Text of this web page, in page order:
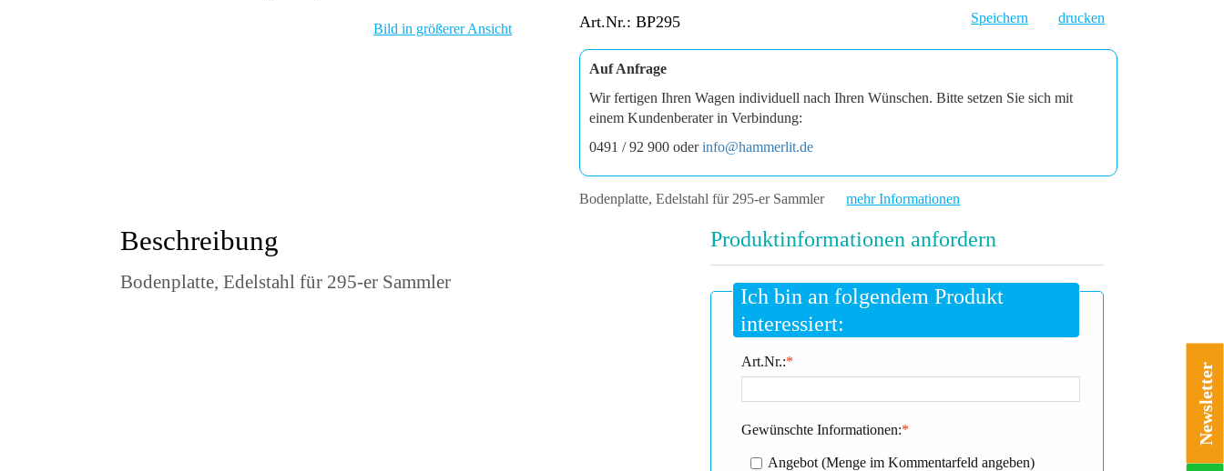
Art.Nr.: BP295 Speichern drucken
Auf Anfrage
Wir fertigen Ihren Wagen individuell nach Ihren Wünschen. Bitte setzen Sie sich mit
einem Kundenberater in Verbindung:
0491 / 92 900 oderinfo@hammerlit.de
Bodenplatte, Edelstahl für 295-er Sammler mehr Informationen
Bild in größerer Ansicht
Beschreibung
Bodenplatte, Edelstahl für 295-er Sammler
Produktinformationen anfordern
Ich bin an folgendem Produkt
interessiert:
*
Art.Nr.:
*
Gewünschte Informationen:
Angebot (Menge im Kommentarfeld angeben)
Newsletter